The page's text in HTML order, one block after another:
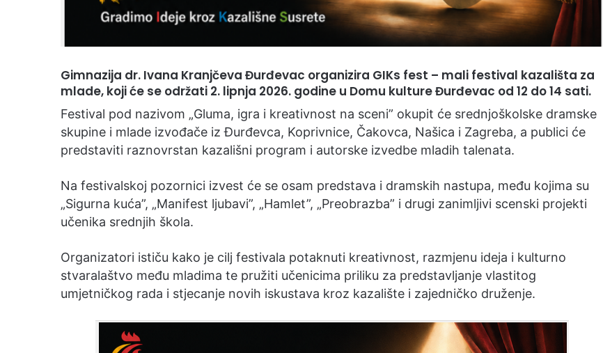
Gimnazija dr. Ivana Kranjčeva Đurđevac organizira GIKs fest – mali festival kazališta za
mlade, koji će se održati 2. lipnja 2026. godine u Domu kulture Đurđevac od 12 do 14 sati.
Festival pod nazivom „Gluma, igra i kreativnost na sceni” okupit će srednjoškolske dramske
skupine i mlade izvođače iz Đurđevca, Koprivnice, Čakovca, Našica i Zagreba, a publici će
predstaviti raznovrstan kazališni program i autorske izvedbe mladih talenata.
Na festivalskoj pozornici izvest će se osam predstava i dramskih nastupa, među kojima su
„Sigurna kuća”, „Manifest ljubavi”, „Hamlet”, „Preobrazba” i drugi zanimljivi scenski projekti
učenika srednjih škola.
Organizatori ističu kako je cilj festivala potaknuti kreativnost, razmjenu ideja i kulturno
stvaralaštvo među mladima te pružiti učenicima priliku za predstavljanje vlastitog
umjetničkog rada i stjecanje novih iskustava kroz kazalište i zajedničko druženje.